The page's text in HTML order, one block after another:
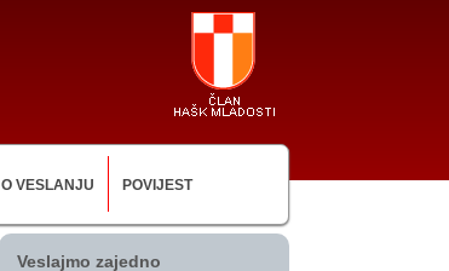
O VESLANJU POVIJEST
Veslajmo zajedno